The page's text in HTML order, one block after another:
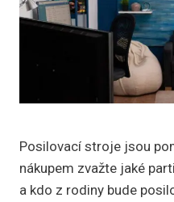
Posilovací stroje jsou
nákupem zvažte jaké
a kdo z rodiny bude